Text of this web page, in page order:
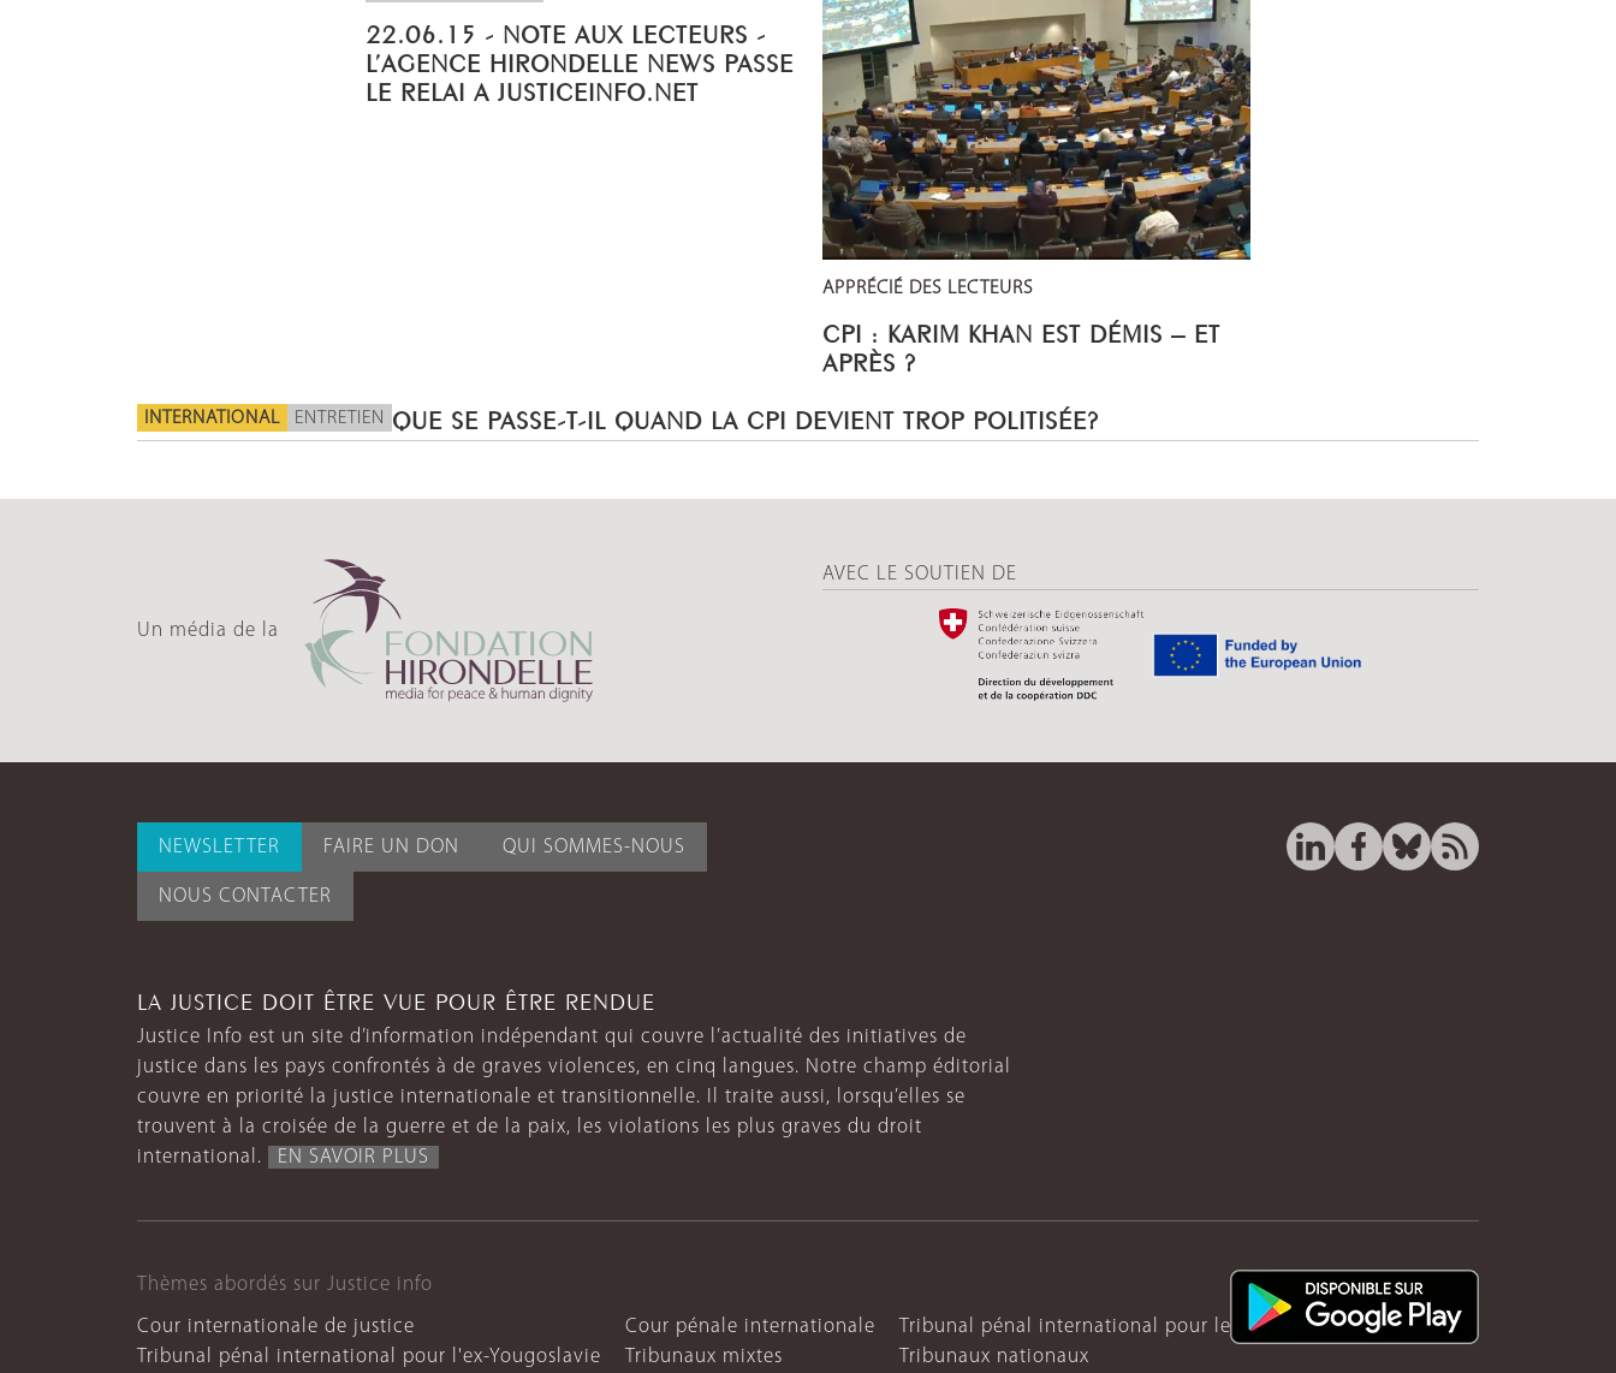
22.06.15 - NOTE AUX LECTEURS -
L’AGENCE HIRONDELLE NEWS PASSE
LE RELAI A JUSTICEINFO.NET
APPRÉCIÉ DES LECTEURS
CPI : KARIM KHAN EST DÉMIS – ET
APRÈS ?
INTERNATIONAL ENTRETIEN QUE SE PASSE-T-IL QUAND LA CPI DEVIENT TROP POLITISÉE?
Un média de la
AVEC LE SOUTIEN DE
NEWSLETTER FAIRE UN DON QUI SOMMES-NOUS
NOUS CONTACTER
LA JUSTICE DOIT ÊTRE VUE POUR ÊTRE RENDUE
Justice Info est un site d’information indépendant qui couvre l’actualité des initiatives de
justice dans les pays confrontés à de graves violences, en cinq langues. Notre champ éditorial
couvre en priorité la justice internationale et transitionnelle. Il traite aussi, lorsqu’elles se
trouvent à la croisée de la guerre et de la paix, les violations les plus graves du droit
international.
EN SAVOIR PLUS
Thèmes abordés sur Justice info
Cour internationale de justice Cour pénale internationale
Tribunal pénal international pour le Rwanda
Tribunal pénal international pour l'ex-Yougoslavie
Tribunaux mixtes Tribunaux nationaux